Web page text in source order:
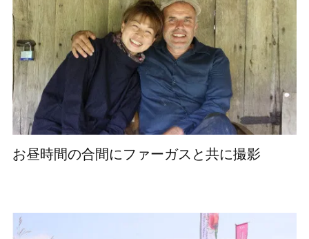
お昼時間の合間にファーガスと共に撮影